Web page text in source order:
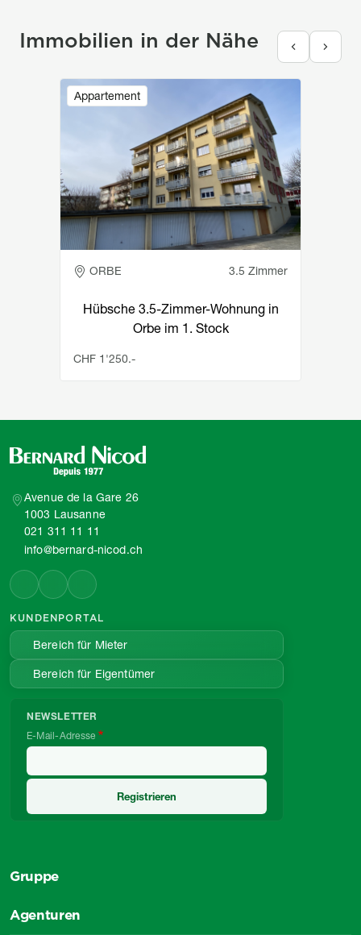
Immobilien in der Nähe
Appartement
Image
ORBE 3.5 Zimmer
Hübsche 3.5-Zimmer-Wohnung in
Orbe im 1. Stock
CHF 1'250.-
Avenue de la Gare 26
1003 Lausanne
021 311 11 11
info@bernard-nicod.ch
KUNDENPORTAL
Bereich für Mieter
Bereich für Eigentümer
NEWSLETTER
E-Mail-Adresse
Gruppe
Agenturen